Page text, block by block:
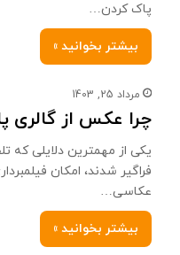
پاک کردن…
بیشتر بخوانید »
مرداد 25, 1403
چرا عکس از گالری
یکی از مهمترین دلایلی که
فراگیر شدند، امکان
عکاسی…
بیشتر بخوانید »